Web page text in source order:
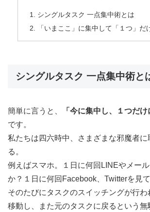
シングルタスク 一点集中術とは
「いまここ」に集中して「１つ」だ
シングルタスク 一点集中術と
簡単に言うと、 「今に集中し、１つだけ
です。
私たちは四六時中、さまざまな邪魔者に
る。
例えばスマホ。１日に何回LINEやメー
か？１日に何回Facebook、Twitterを見
そのたびにタスクのスイッチングが行わ
移動し、また元のタスクに戻るという無